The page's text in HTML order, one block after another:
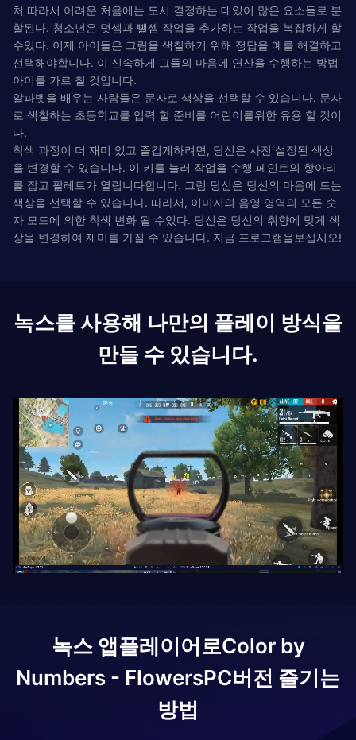
처 따라서 어려운 처음에는 도시 결정하는 데있어 많은 요소들로 분
할된다. 청소년은 덧셈과 뺄셈 작업을 추가하는 작업을 복잡하게 할
수있다. 이제 아이들은 그림을 색칠하기 위해 정답을 예를 해결하고
선택해야합니다. 이 신속하게 그들의 마음에 연산을 수행하는 방법
아이를 가르 칠 것입니다.
알파벳을 배우는 사람들은 문자로 색상을 선택할 수 있습니다. 문자
로 색칠하는 초등학교를 입력 할 준비를 어린이를위한 유용 할 것이
다.
착색 과정이 더 재미 있고 즐겁게하려면, 당신은 사전 설정된 색상
을 변경할 수 있습니다. 이 키를 눌러 작업을 수행 페인트의 항아리
를 잡고 팔레트가 열립니다합니다. 그럼 당신은 당신의 마음에 드는
색상을 선택할 수 있습니다. 따라서, 이미지의 음영 영역의 모든 숫
자 모드에 의한 착색 변화 될 수있다. 당신은 당신의 취향에 맞게 색
상을 변경하여 재미를 가질 수 있습니다. 지금 프로그램을보십시오!
녹스를 사용해 나만의 플레이 방식을
만들 수 있습니다.
녹스 앱플레이어로Color by
Numbers - FlowersPC버전 즐기는
방법